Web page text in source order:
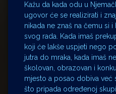
Kažu da kada odu u
ugovor će se realizirati i
nikada ne znaš na čemu si
svog rada. Kada imaš
koji će lakše uspjeti nego
jutra do mraka, kada imaš
školovan, obrazovan i
mjesto a posao dobiva već
što pripada određenoj